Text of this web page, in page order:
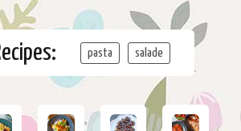
pasta salade